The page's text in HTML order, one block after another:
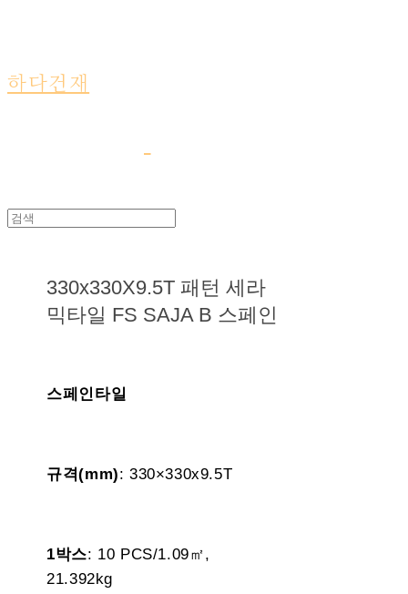
하다건재
330x330X9.5T 패턴 세라
믹타일 FS SAJA B 스페인
스페인타일
규격(mm): 330×330x9.5T
1박스: 10 PCS/1.09㎡,
21.392kg